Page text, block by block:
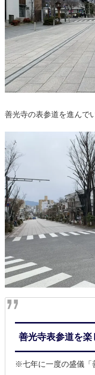
善光寺の表参道を進んで
善光寺表参道を楽
※七年に一度の盛儀「